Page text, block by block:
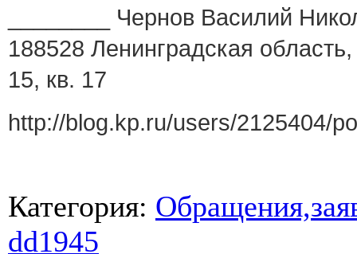
________ Чернов Василий
188528 Ленинградская
15, кв. 17
http://blog.kp.ru/users/2125404/
Категория:
dd1945